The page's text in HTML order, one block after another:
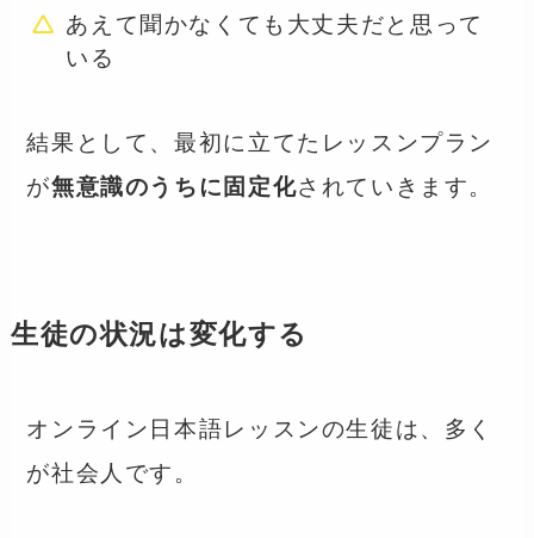
あえて聞かなくても大丈夫だと思って
いる
結果として、最初に立てたレッスンプラン
が無意識のうちに固定化されていきます。
生徒の状況は変化する
オンライン日本語レッスンの生徒は、多く
が社会人です。